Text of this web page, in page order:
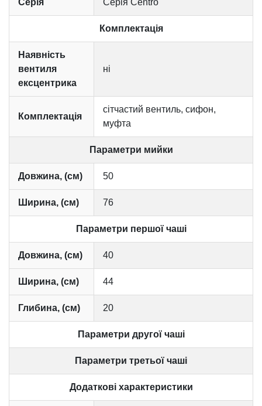
Серія Серія Centro
Комплектація
Наявність
вентиля
ексцентрика
ні
Комплектація
сітчастий вентиль, сифон,
муфта
Параметри мийки
Довжина, (см) 50
Ширина, (см) 76
Параметри першої чаші
Довжина, (см) 40
Ширина, (см) 44
Глибина, (см) 20
Параметри другої чаші
Параметри третьої чаші
Додаткові характеристики